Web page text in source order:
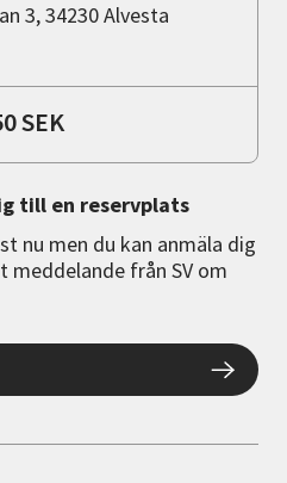
3, 34230 Alvesta
SEK
till en reservplats
nu men du kan anmäla dig
meddelande från SV om